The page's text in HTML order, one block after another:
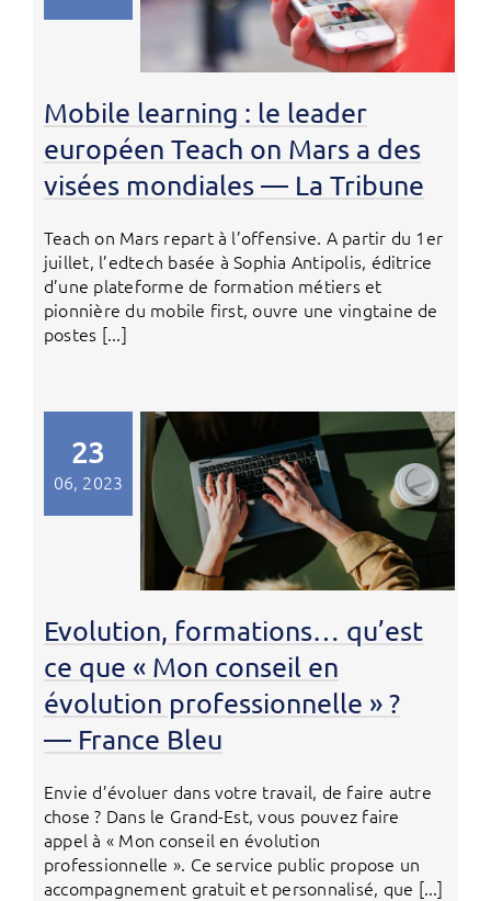
Mobile learning : le leader
européen Teach on Mars a des
visées mondiales — La Tribune
Teach on Mars repart à l’offensive. A partir du 1er
juillet, l’edtech basée à Sophia Antipolis, éditrice
d’une plateforme de formation métiers et
pionnière du mobile first, ouvre une vingtaine de
postes [...]
23
06, 2023
Evolution, formations… qu’est
ce que « Mon conseil en
évolution professionnelle » ?
— France Bleu
Envie d’évoluer dans votre travail, de faire autre
chose ? Dans le Grand-Est, vous pouvez faire
appel à « Mon conseil en évolution
professionnelle ». Ce service public propose un
accompagnement gratuit et personnalisé, que [...]